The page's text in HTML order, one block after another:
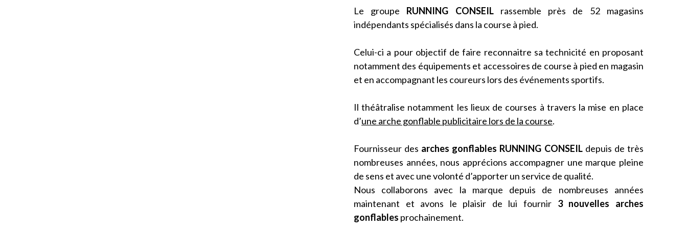
Le groupe RUNNING CONSEILrassemble près de 52 magasins
indépendants spécialisés dans la course à pied.
Celui-ci a pour objectif de faire reconnaitre sa technicité en proposant
notamment des équipements et accessoires de course à pied en magasin
et en accompagnant les coureurs lors des événements sportifs.
Il théâtralise notamment les lieux de courses à travers la mise en place
d’une arche gonflable publicitaire lors de la course.
Fournisseur des arches gonflables RUNNING CONSEILdepuis de très
nombreuses années, nous apprécions accompagner une marque pleine
de sens et avec une volonté d’apporter un service de qualité.
Nous collaborons avec la marque depuis de nombreuses années
maintenant et avons le plaisir de lui fournir 3 nouvelles arches
gonflables prochainement.